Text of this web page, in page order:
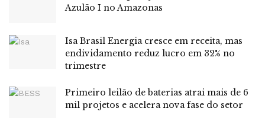
Com isso, todos os brasileiros poderão escolher seu
de até 40% na conta de luz. “A principal vantagem do
mercado livre é a economia, com consumidores podendo
possível contratar energia de fontes renováveis, alinhando-
se a metas de sustentabilidade”, afirma Sprung Neto.
Azulão I no Amazonas
Isa Brasil Energia cresce em receita, mas
endividamento reduz lucro em 32% no
trimestre
Primeiro leilão de baterias atrai mais de 6
mil projetos e acelera nova fase do setor